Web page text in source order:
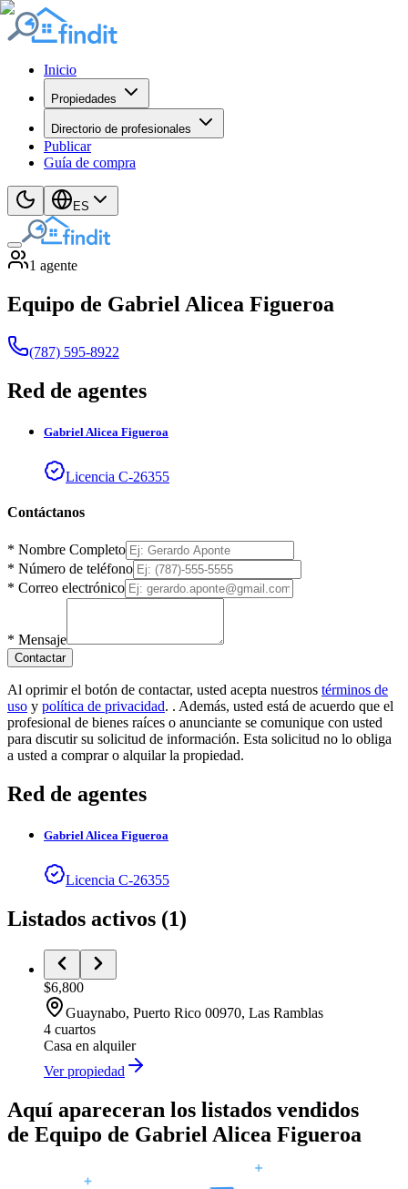
Inicio
Propiedades
Directorio de profesionales
Publicar
Guía de compra
ES
1 agente
Equipo de Gabriel Alicea Figueroa
(787) 595-8922
Red de agentes
Gabriel Alicea Figueroa
Licencia C-26355
Contáctanos
* Nombre Completo
* Número de teléfono
* Correo electrónico
* Mensaje
Contactar
Al oprimir el botón de contactar, usted acepta nuestros términos de
uso y política de privacidad. . Además, usted está de acuerdo que el
profesional de bienes raíces o anunciante se comunique con usted
para discutir su solicitud de información. Esta solicitud no lo obliga
a usted a comprar o alquilar la propiedad.
Red de agentes
Gabriel Alicea Figueroa
Licencia C-26355
Listados activos (1)
$6,800
Guaynabo, Puerto Rico 00970, Las Ramblas
4 cuartos
Casa en alquiler
Ver propiedad
Aquí apareceran los listados vendidos
de Equipo de Gabriel Alicea Figueroa